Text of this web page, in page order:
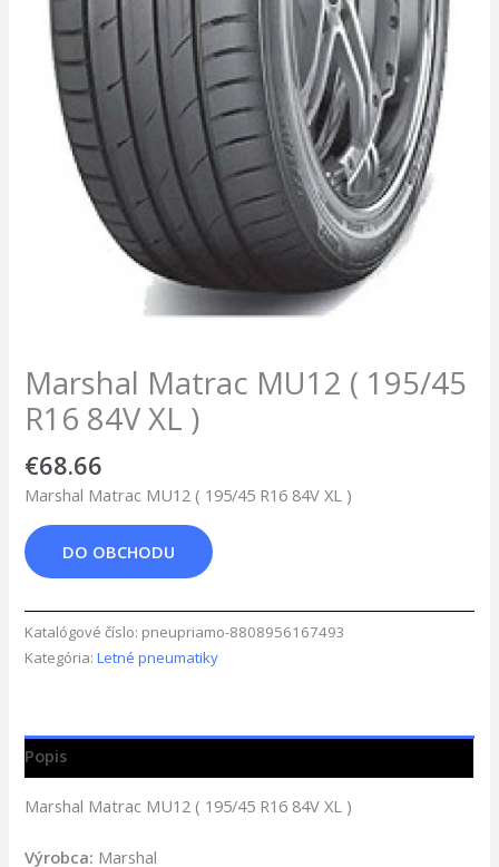
Marshal Matrac MU12 ( 195/45
R16 84V XL )
€68.66
Marshal Matrac MU12 ( 195/45 R16 84V XL )
DO OBCHODU
Katalógové číslo: pneupriamo-8808956167493
Kategória:Letné pneumatiky
Popis
Marshal Matrac MU12 ( 195/45 R16 84V XL )
Výrobca: Marshal